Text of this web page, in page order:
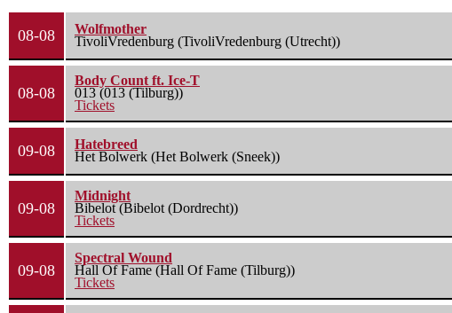
08-08
Wolfmother
TivoliVredenburg (TivoliVredenburg (Utrecht))
08-08
Body Count ft. Ice-T
013 (013 (Tilburg))
Tickets
09-08
Hatebreed
Het Bolwerk (Het Bolwerk (Sneek))
09-08
Midnight
Bibelot (Bibelot (Dordrecht))
Tickets
09-08
Spectral Wound
Hall Of Fame (Hall Of Fame (Tilburg))
Tickets